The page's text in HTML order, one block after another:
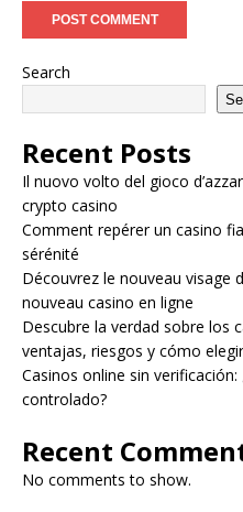
Search
Recent Posts
Il nuovo volto del gioco
crypto casino
Comment repérer un casino
sérénité
Découvrez le nouveau visage
nouveau casino en ligne
Descubre la verdad sobre los
ventajas, riesgos y cómo
Casinos online sin
controlado?
Recent
No comments to show.